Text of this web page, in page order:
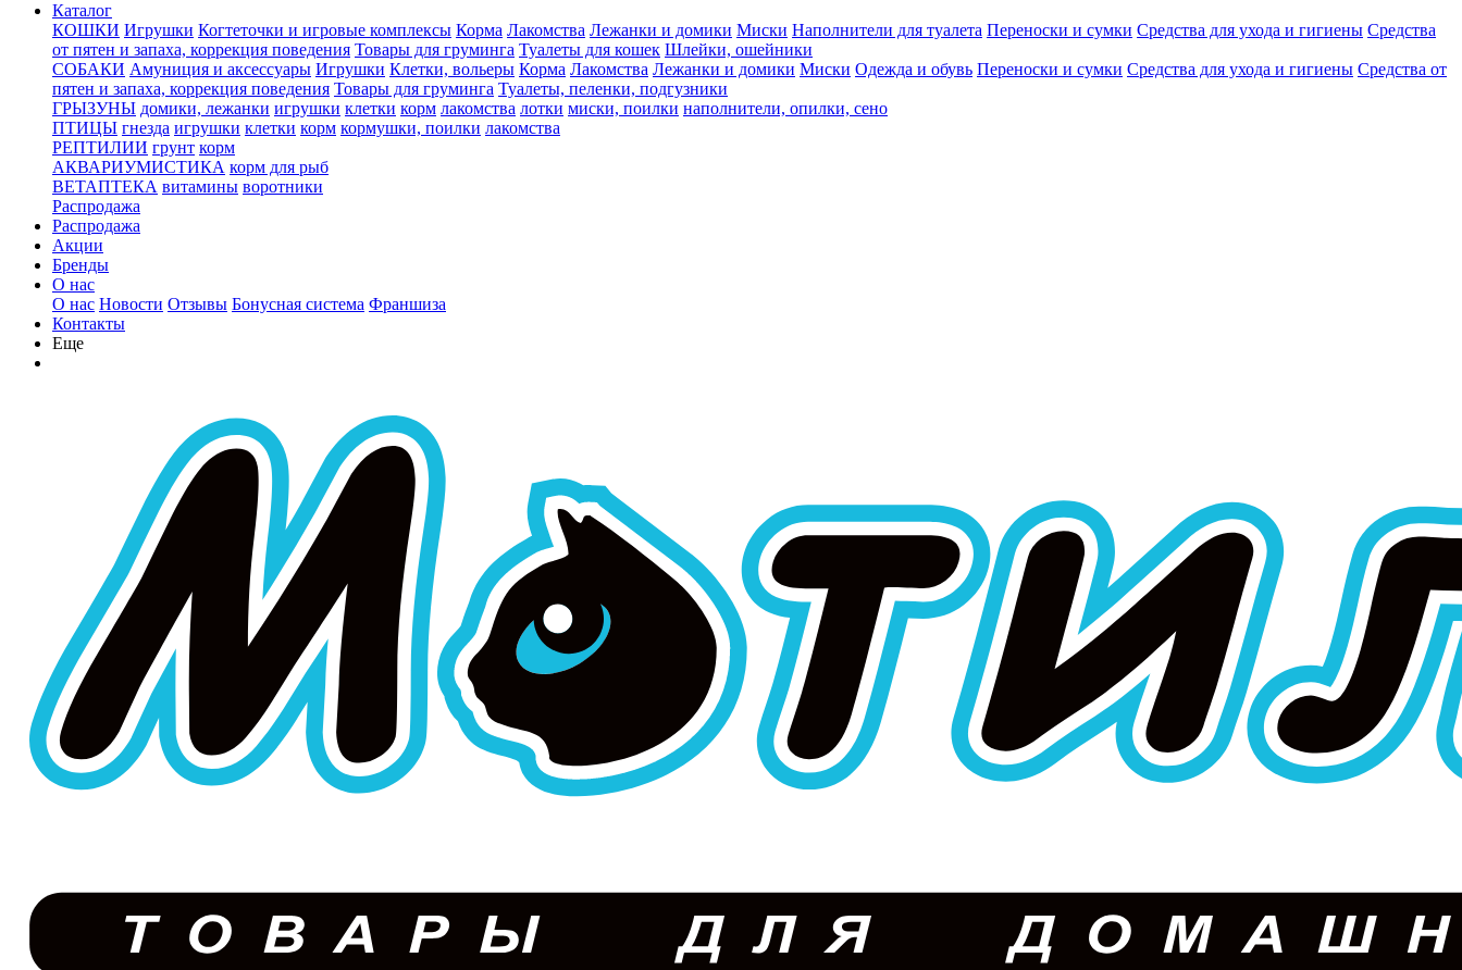
Каталог
КОШКИ Игрушки Когтеточки и игровые комплексы Корма Лакомства Лежанки и домики Миски Наполнители для туалета Переноски и сумки Средства для ухода и гигиены Средства
от пятен и запаха, коррекция поведения Товары для груминга Туалеты для кошек Шлейки, ошейники
СОБАКИ Амуниция и аксессуары Игрушки Клетки, вольеры Корма Лакомства Лежанки и домики Миски Одежда и обувь Переноски и сумки Средства для ухода и гигиены Средства от
пятен и запаха, коррекция поведения Товары для груминга Туалеты, пеленки, подгузники
ГРЫЗУНЫ домики, лежанки игрушки клетки корм лакомства лотки миски, поилки наполнители, опилки, сено
ПТИЦЫ гнезда игрушки клетки корм кормушки, поилки лакомства
РЕПТИЛИИ грунт корм
АКВАРИУМИСТИКА корм для рыб
ВЕТАПТЕКА витамины воротники
Распродажа
Распродажа
Акции
Бренды
О нас
О нас Новости Отзывы Бонусная система Франшиза
Контакты
Еще